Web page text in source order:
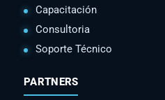
Capacitación
Consultoria
Soporte Técnico
PARTNERS